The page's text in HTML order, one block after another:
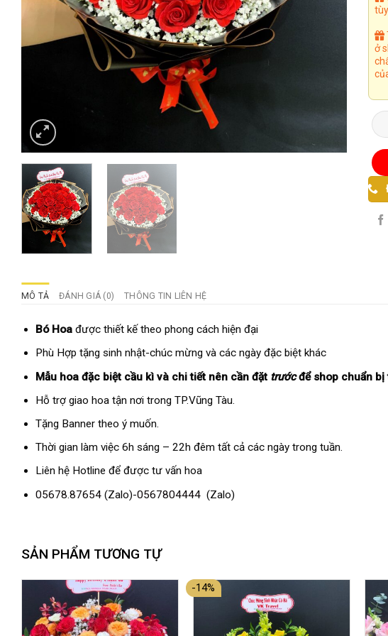
ở
Bó
MÔ TẢ ĐÁNH GIÁ (0) THÔNG TIN LIÊN HỆ
Bó Hoa được thiết kế theo phong cách hiện đại
Phù Hợp tặng sinh nhật-chúc mừng và các ngày đặc biệt khác
Mẫu hoa đặc biệt cầu kì và chi tiết nên cần đặt trướcđể shop chuẩn bị
Hỗ trợ giao hoa tận nơi trong TP.Vũng Tàu.
Tặng Banner theo ý muốn.
Thời gian làm việc 6h sáng – 22h đêm tất cả các ngày trong tuần.
Liên hệ Hotline để được tư vấn hoa
05678.87654(Zalo)-0567804444(Zalo)
SẢN PHẨM TƯƠNG TỰ
-14%